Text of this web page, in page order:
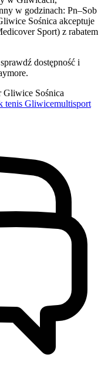
w godzinach: Pn–Sob
Sośnica akceptuje
Sport) z rabatem
dostępność i
Gliwice Sośnica
tenis Gliwicemultisport